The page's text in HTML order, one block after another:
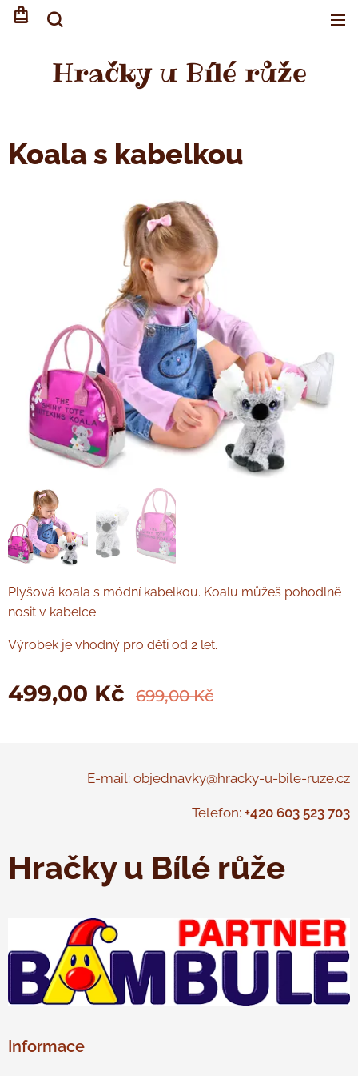
Hračky u Bílé růže
Koala s kabelkou
Plyšová koala s módní kabelkou. Koalu můžeš pohodlně
nosit v kabelce.
Výrobek je vhodný pro děti od 2 let.
499,00 Kč 699,00Kč
E-mail: objednavky@hracky-u-bile-ruze.cz
Telefon: +420 603 523 703
Hračky u Bílé růže
Informace